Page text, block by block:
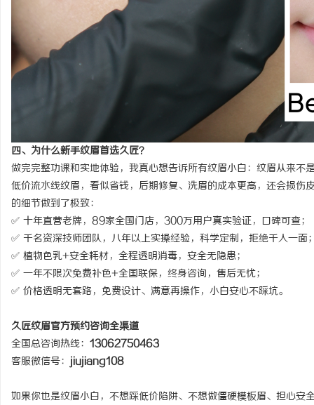
四、为什么新手纹眉首选久匠？
做完完整功课和实地体验，我真心想告诉所有纹眉小白：纹眉从来不
低价流水线纹眉，看似省钱，后期修复、洗眉的成本更高，还会损
的细节做到了极致：
✅ 十年直营老牌，89家全国门店，300万用户真实验证，口碑可查；
✅ 千名资深技师团队，八年以上实操经验，科学定制，拒绝千人一面
✅ 植物色乳+安全耗材，全程透明消毒，安全无隐患；
✅ 一年不限次免费补色+全国联保，终身咨询，售后无忧；
✅ 价格透明无套路，免费设计、满意再操作，小白安心不踩坑。
久匠纹眉官方预约咨询全渠道
全国总咨询热线： 13062750463
客服微信号： jiujiang108
如果你也是纹眉小白，不想踩低价陷阱、不想做僵硬模板眉、担心